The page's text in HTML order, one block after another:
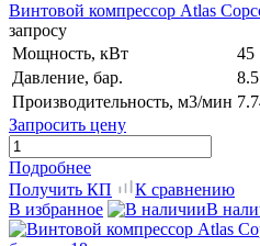
Винтовой компрессор Atlas
запросу
Мощность, кВт
45
Давление, бар.
8.5
Производительность, м3/мин
Запросить цену
Подробнее
Получить КП
К сравнению
В избранное
В